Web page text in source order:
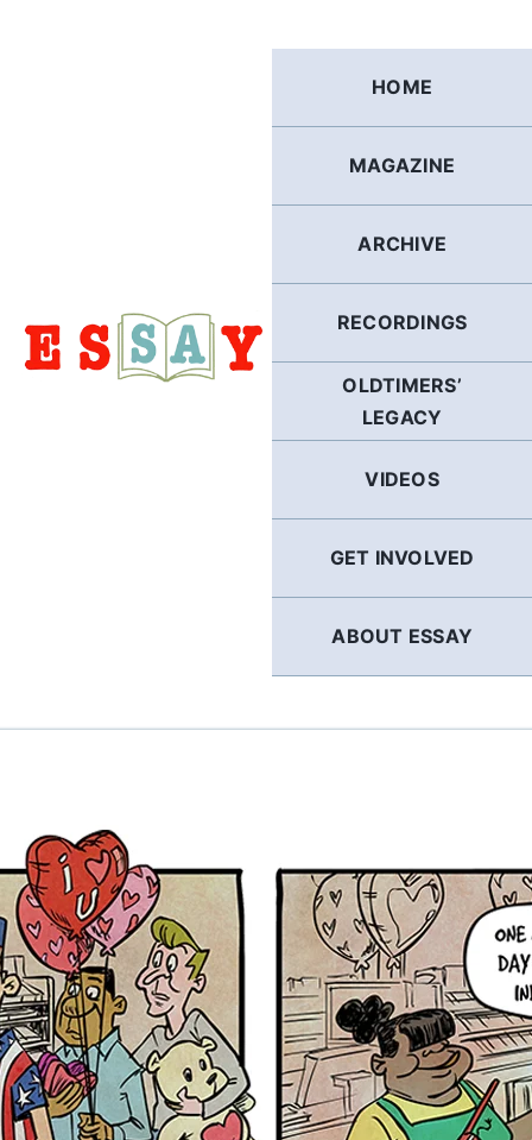
HOME
MAGAZINE
ARCHIVE
RECORDINGS
OLDTIMERS’
LEGACY
VIDEOS
GET INVOLVED
ABOUT ESSAY